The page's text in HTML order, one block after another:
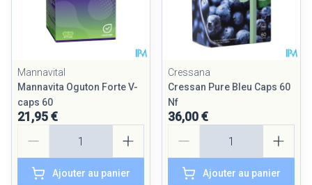
Mannavital
Mannavita Oguton Forte V-
caps 60
21,95 €
Ajouter au panier
Cressana
Cressan Pure Bleu Caps 60
Nf
36,00 €
Ajouter au panier